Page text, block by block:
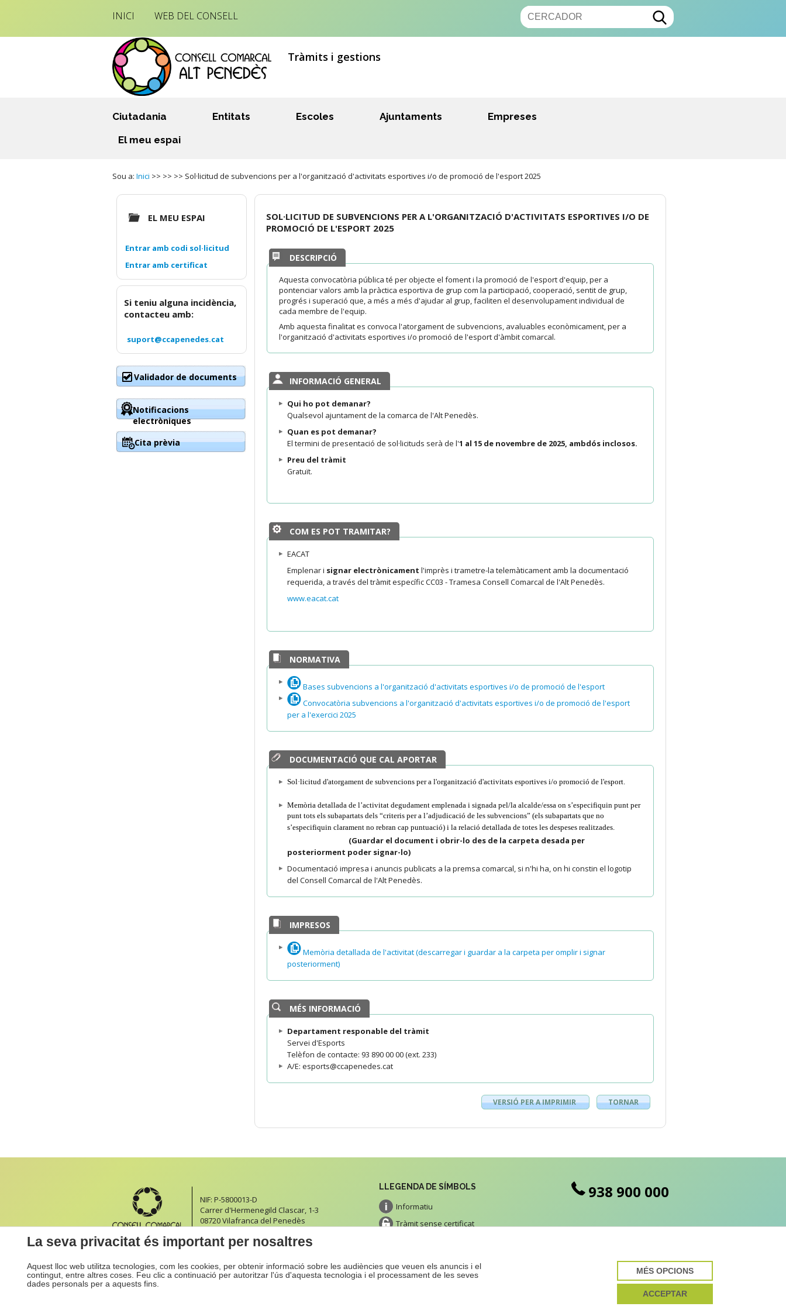
INICI WEB DEL CONSELL
Tràmits i gestions
Ciutadania Entitats Escoles Ajuntaments
Empreses
El meu espai
Sou a: Inici >> >> >> Sol·licitud de subvencions per a l'organització d'activitats esportives i/o de promoció de l'esport 2025
SOL·LICITUD DE SUBVENCIONS PER A L'ORGANITZACIÓ D'ACTIVITATS ESPORTIVES I/O DE
PROMOCIÓ DE L'ESPORT 2025
DESCRIPCIÓ
Aquesta convocatòria pública té per objecte el foment i la promoció de l'esport d'equip, per a
pontenciar valors amb la pràctica esportiva de grup com la participació, cooperació, sentit de grup,
progrés i superació que, a més a més d'ajudar al grup, faciliten el desenvolupament individual de
cada membre de l'equip.
Amb aquesta finalitat es convoca l'atorgament de subvencions, avaluables econòmicament, per a
l'organització d'activitats esportives i/o promoció de l'esport d'àmbit comarcal.
INFORMACIÓ GENERAL
Qui ho pot demanar?
Qualsevol ajuntament de la comarca de l'Alt Penedès.
Quan es pot demanar?
El termini de presentació de sol·licituds serà de l'1 al 15 de novembre de 2025, ambdós inclosos.
Preu del tràmit
Gratuït.
COM ES POT TRAMITAR?
EACAT
Emplenar i signar electrònicament l'imprès i trametre-la telemàticament amb la documentació
requerida, a través del tràmit específic CC03 - Tramesa Consell Comarcal de l'Alt Penedès.
www.eacat.cat
NORMATIVA
Bases subvencions a l'organització d'activitats esportives i/o de promoció de l'esport
Convocatòria subvencions a l'organització d'activitats esportives i/o de promoció de l'esport
per a l'exercici 2025
DOCUMENTACIÓ QUE CAL APORTAR
Sol·licitud d'atorgament de subvencions per a l'organització d'activitats esportives i/o promoció de l'esport.
Memòria detallada de l’activitat degudament emplenada i signada pel/la alcalde/essa on s’especifiquin punt per
punt tots els subapartats dels “criteris per a l’adjudicació de les subvencions” (els subapartats que no
s’especifiquin clarament no rebran cap puntuació) i la relació detallada de totes les despeses realitzades.
(Guardar el document i obrir-lo des de la carpeta desada per
posteriorment poder signar-lo)
Documentació impresa i anuncis publicats a la premsa comarcal, si n'hi ha, on hi constin el logotip
del Consell Comarcal de l'Alt Penedès.
IMPRESOS
Memòria detallada de l'activitat (descarregar i guardar a la carpeta per omplir i signar
posteriorment)
MÉS INFORMACIÓ
Departament responable del tràmit
Servei d'Esports
Telèfon de contacte: 93 890 00 00 (ext. 233)
A/E: esports@ccapenedes.cat
VERSIÓ PER A IMPRIMIR TORNAR
EL MEU ESPAI
Entrar amb codi sol·licitud
Si teniu alguna incidència,
contacteu amb:
suport@ccapenedes.cat
Validador de documents
Notificacions
electròniques
Cita prèvia
NIF: P-5800013-D
Carrer d'Hermenegild Clascar, 1-3
08720 Vilafranca del Penedès
LLEGENDA DE SÍMBOLS
Informatiu
Tràmit sense certificat
Pagament
938 900 000
Inici Accessibilitat
La seva privacitat és important per nosaltres
Aquest lloc web utilitza tecnologies, com les cookies, per obtenir informació sobre les audiències que veuen els anuncis i el
contingut, entre altres coses. Feu clic a continuació per autoritzar l'ús d'aquesta tecnologia i el processament de les seves
dades personals per a aquests fins.
MÉS OPCIONS
ACCEPTAR